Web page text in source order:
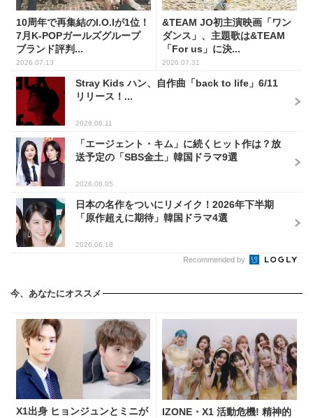
10周年で再集結のI.O.Iが1位！
7月K-POPガールズグループ
ブランド評判...
2026.07.13
&TEAM JO初主演映画「ワン
ダンス」、主題歌は&TEAM
「For us」に決...
2026.07.31
Stray Kids ハン、自作曲「back to life」6/11
リリース！...
2026.06.11
「エージェント・キム」に続くヒット作は？放
送予定の「SBS金土」韓国ドラマ9選
2026.08.05
日本の名作をついにリメイク！2026年下半期
「原作超えに期待」韓国ドラマ4選
2026.06.18
Recommended by
今、あなたにオススメ
X1出身 ヒョンジュンとミニが
IZONE・X1 活動危機! 精神的